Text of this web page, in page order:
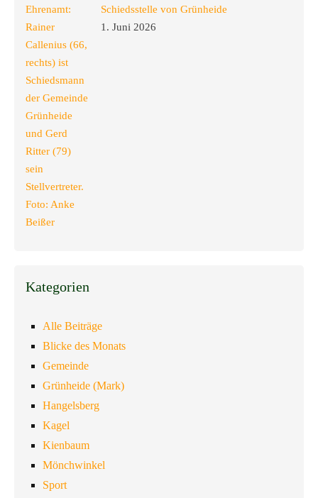
Schiedsstelle von Grünheide
1. Juni 2026
Kategorien
Alle Beiträge
Blicke des Monats
Gemeinde
Grünheide (Mark)
Hangelsberg
Kagel
Kienbaum
Mönchwinkel
Sport